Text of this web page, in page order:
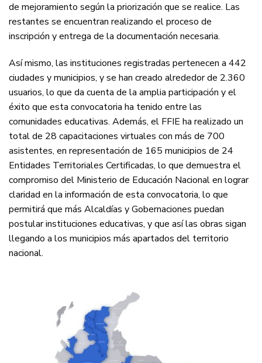
de mejoramiento según la priorización que se realice. Las
restantes se encuentran realizando el proceso de
inscripción y entrega de la documentación necesaria.
Así mismo, las instituciones registradas pertenecen a 442
ciudades y municipios, y se han creado alrededor de 2.360
usuarios, lo que da cuenta de la amplia participación y el
éxito que esta convocatoria ha tenido entre las
comunidades educativas. Además, el FFIE ha realizado un
total de 28 capacitaciones virtuales con más de 700
asistentes, en representación de 165 municipios de 24
Entidades Territoriales Certificadas, lo que demuestra el
compromiso del Ministerio de Educación Nacional en lograr
claridad en la información de esta convocatoria, lo que
permitirá que más Alcaldías y Gobernaciones puedan
postular instituciones educativas, y que así las obras sigan
llegando a los municipios más apartados del territorio
nacional.